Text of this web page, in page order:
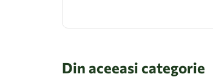
Din aceeasi categorie